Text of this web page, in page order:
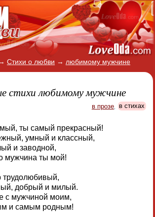
Стихи о любви → любимому мужчине
стихи любимому мужчине
в прозе, в стихах
ты самый прекрасный!
умный и классный,
и заводной,
мужчина ты мой!
трудолюбивый,
добрый и милый.
с мужчиной моим,
и самым родным!